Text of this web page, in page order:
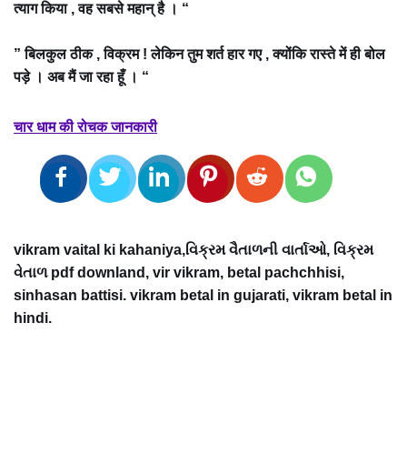
त्याग किया , वह सबसे महान् है । “
” बिलकुल ठीक , विक्रम ! लेकिन तुम शर्त हार गए , क्योंकि रास्ते में ही बोल
पड़े । अब मैं जा रहा हूँ । “
चार धाम की रोचक जानकारी
vikram vaital ki kahaniya,વિક્રમ વૈતાળની વાર્તાઓ, વિક્રમ
વેતાળ pdf downland, vir vikram, betal pachchhisi,
sinhasan battisi. vikram betal in gujarati, vikram betal in
hindi.